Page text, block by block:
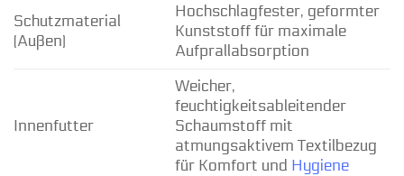
Schutzmaterial
(Außen)
Hochschlagfester, geformter
Kunststoff für maximale
Aufprallabsorption
Innenfutter
Weicher,
feuchtigkeitsableitender
Schaumstoff mit
atmungsaktivem Textilbezug
für Komfort und Hygiene